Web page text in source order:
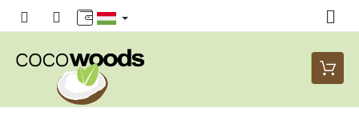
tartalomhoz
Kosár